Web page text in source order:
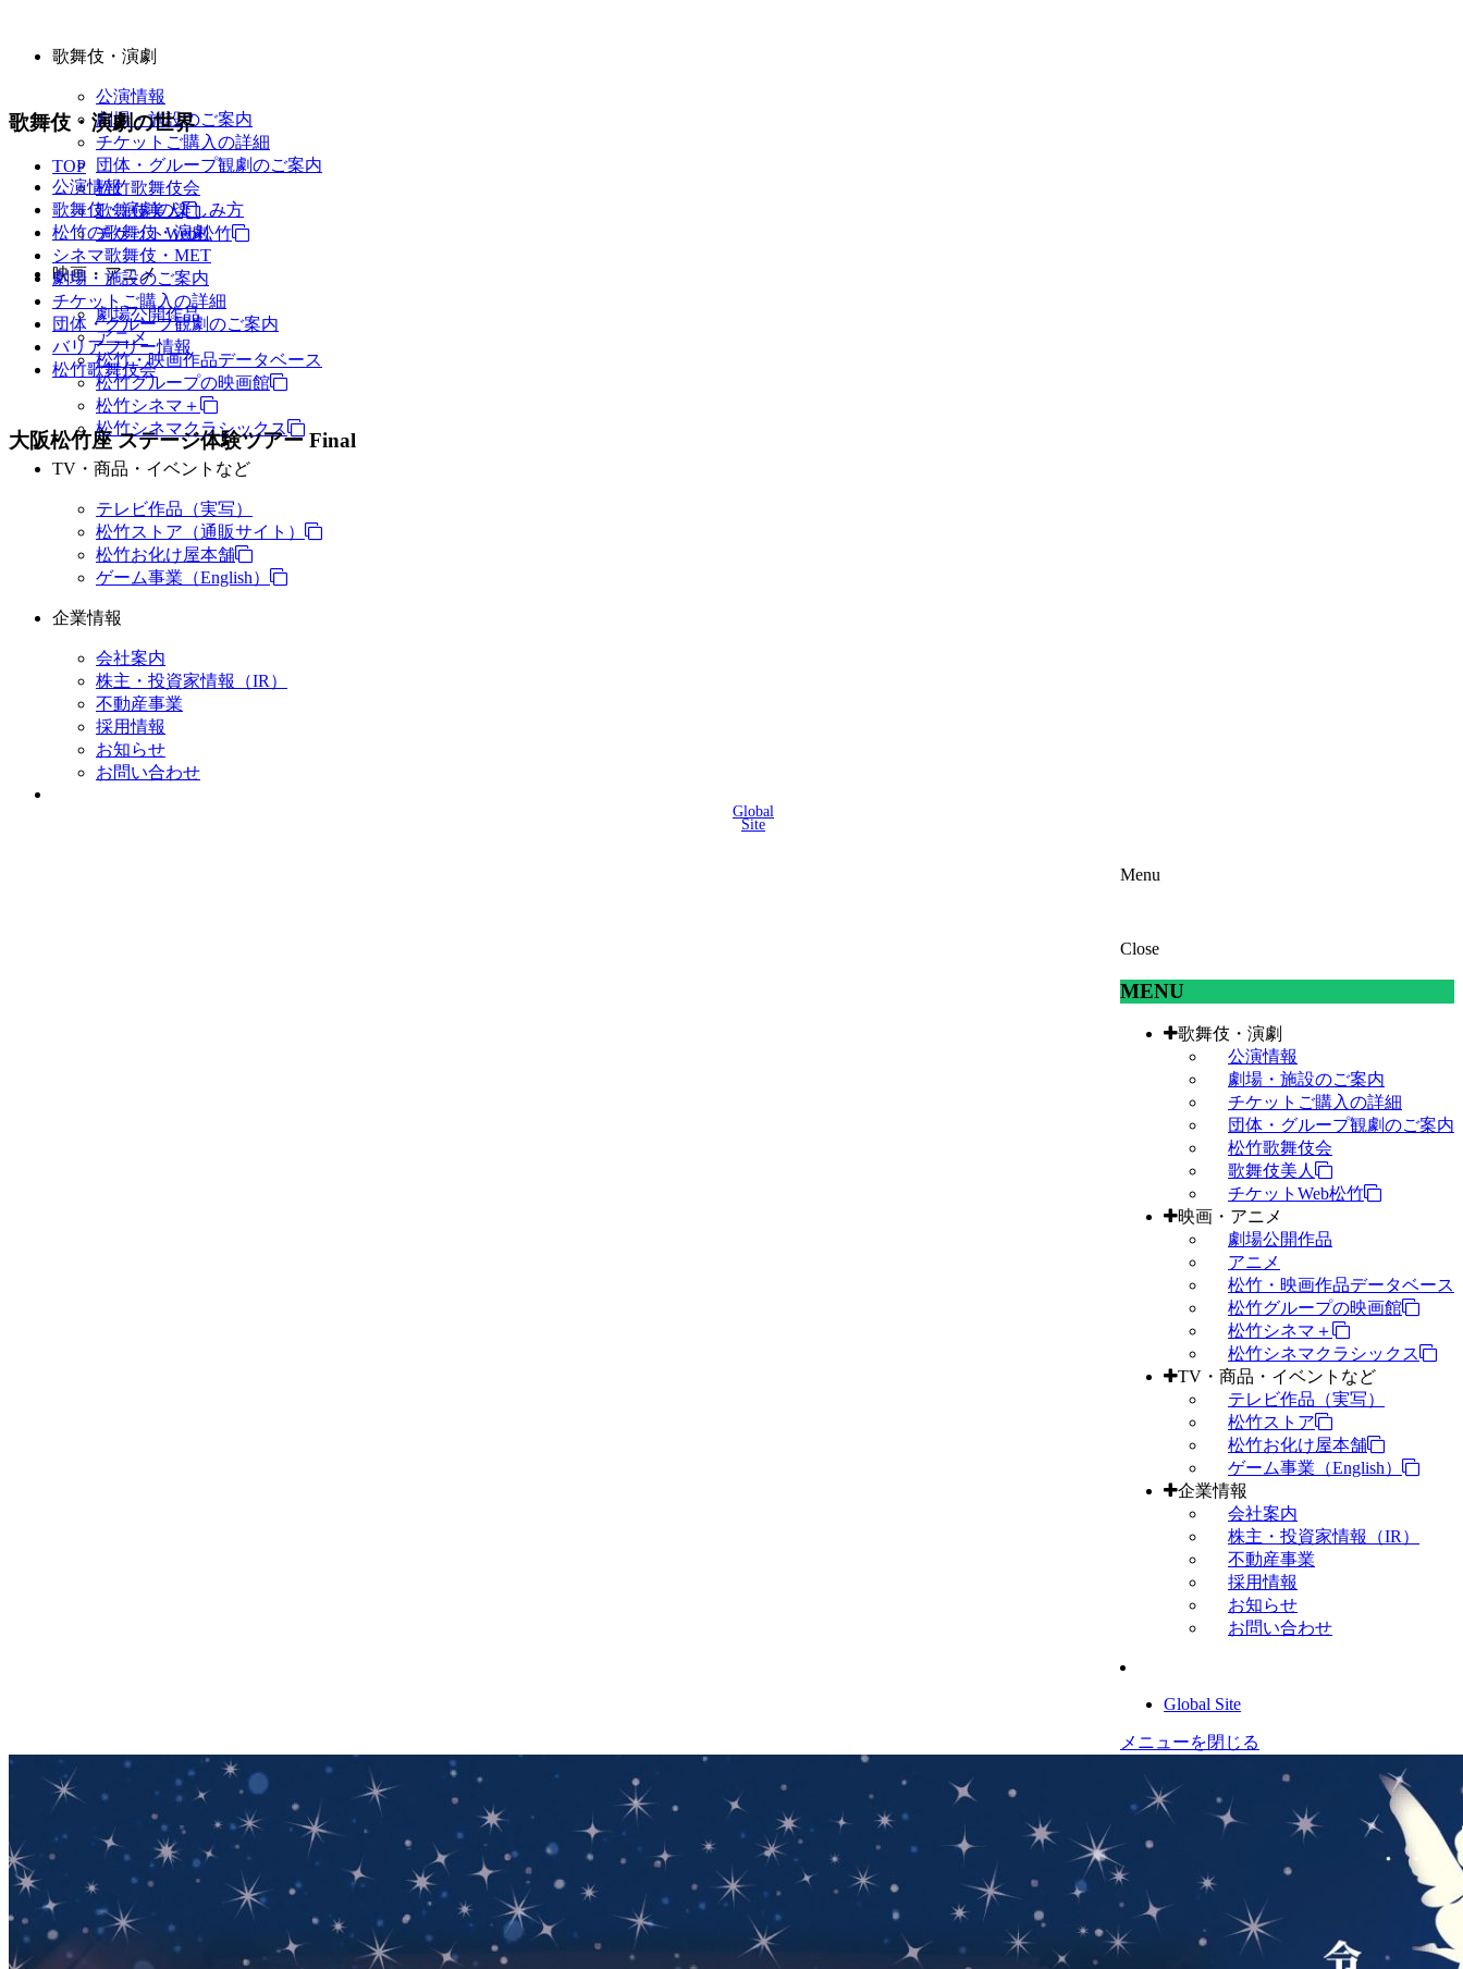
歌舞伎・演劇
公演情報
劇場・施設のご案内
チケットご購入の詳細
団体・グループ観劇のご案内
松竹歌舞伎会
歌舞伎美人
チケットWeb松竹
映画・アニメ
劇場公開作品
アニメ
松竹・映画作品データベース
松竹グループの映画館
松竹シネマ＋
松竹シネマクラシックス
TV・商品・イベントなど
テレビ作品（実写）
松竹ストア（通販サイト）
松竹お化け屋本舗
ゲーム事業（English）
企業情報
会社案内
株主・投資家情報（IR）
不動産事業
採用情報
お知らせ
お問い合わせ
Global
Site
Menu
Close
MENU
歌舞伎・演劇
公演情報
劇場・施設のご案内
チケットご購入の詳細
団体・グループ観劇のご案内
松竹歌舞伎会
歌舞伎美人
チケットWeb松竹
映画・アニメ
劇場公開作品
アニメ
松竹・映画作品データベース
松竹グループの映画館
松竹シネマ＋
松竹シネマクラシックス
TV・商品・イベントなど
テレビ作品（実写）
松竹ストア
松竹お化け屋本舗
ゲーム事業（English）
企業情報
会社案内
株主・投資家情報（IR）
不動産事業
採用情報
お知らせ
お問い合わせ
Global Site
メニューを閉じる
歌舞伎・演劇の世界
TOP
公演情報
歌舞伎・演劇の楽しみ方
松竹の歌舞伎・演劇
シネマ歌舞伎・MET
劇場・施設のご案内
チケットご購入の詳細
団体・グループ観劇のご案内
バリアフリー情報
松竹歌舞伎会
大阪松竹座 ステージ体験ツアー Final